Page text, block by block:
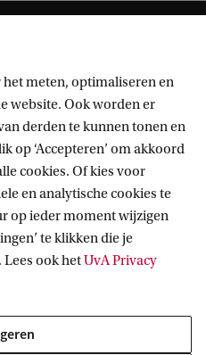
meten, optimaliseren en
website. Ook worden er
derden te kunnen tonen en
op ‘Accepteren’ om akkoord
cookies. Of kies voor
en analytische cookies te
op ieder moment wijzigen
te klikken die je
ook hetUvA Privacy